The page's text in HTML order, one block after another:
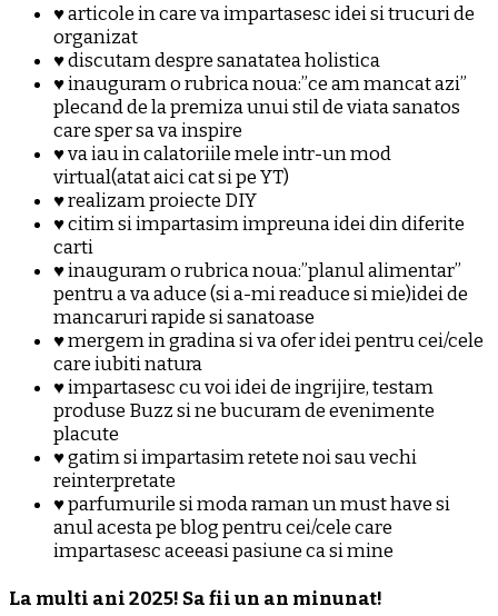
♥ articole in care va impartasesc idei si trucuri de
organizat
♥ discutam despre sanatatea holistica
♥ inauguram o rubrica noua:”ce am mancat azi”
plecand de la premiza unui stil de viata sanatos
care sper sa va inspire
♥ va iau in calatoriile mele intr-un mod
virtual(atat aici cat si pe YT)
♥ realizam proiecte DIY
♥ citim si impartasim impreuna idei din diferite
carti
♥ inauguram o rubrica noua:”planul alimentar”
pentru a va aduce (si a-mi readuce si mie)idei de
mancaruri rapide si sanatoase
♥ mergem in gradina si va ofer idei pentru cei/cele
care iubiti natura
♥ impartasesc cu voi idei de ingrijire, testam
produse Buzz si ne bucuram de evenimente
placute
♥ gatim si impartasim retete noi sau vechi
reinterpretate
♥ parfumurile si moda raman un must have si
anul acesta pe blog pentru cei/cele care
impartasesc aceeasi pasiune ca si mine
La multi ani 2025! Sa fii un an minunat!